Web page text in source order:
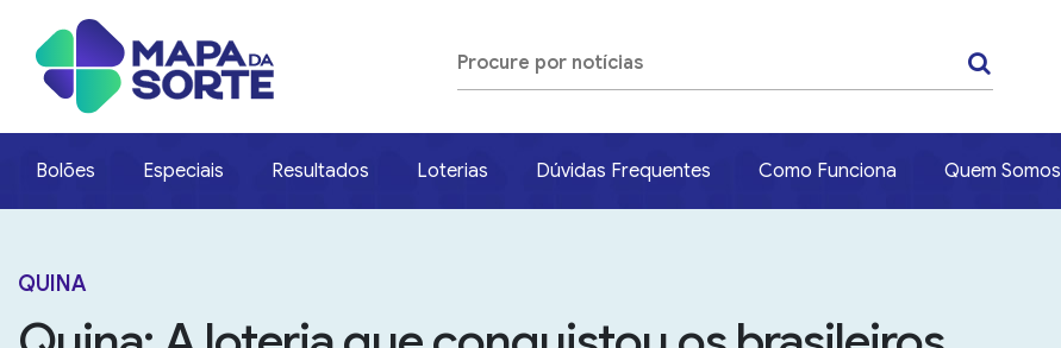
Bolões Especiais Resultados Loterias Dúvidas Frequentes Como Funciona Quem Somos
QUINA